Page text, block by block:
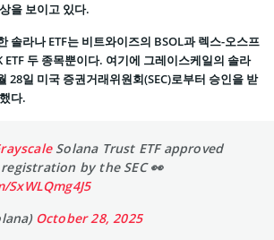
을 보이고 있다.
솔라나 ETF는 비트와이즈의 BSOL과 렉스-오스프
ETF 두 종목뿐이다. 여기에 그레이스케일의 솔라
28일 미국 증권거래위원회(SEC)로부터 승인을 받
다.
Solana Trust ETF approved
by the SEC 👀
October 28, 2025